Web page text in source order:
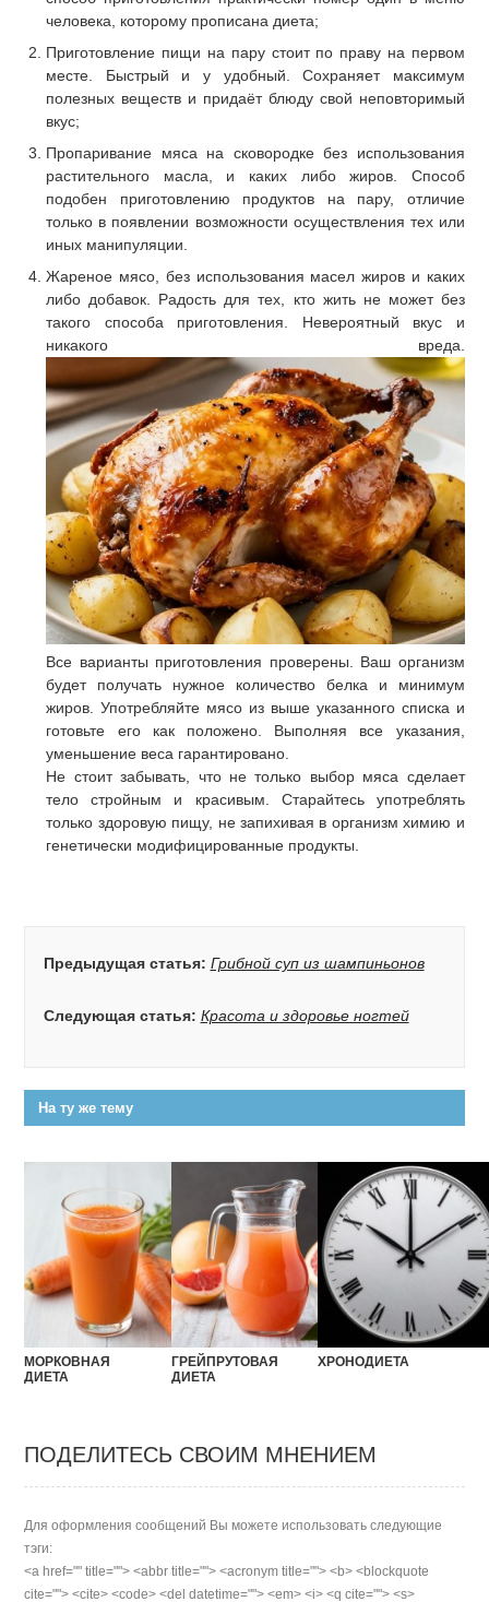
человека, которому прописана диета;
Приготовление пищи на пару стоит по праву на первом
месте. Быстрый и у удобный. Сохраняет максимум
полезных веществ и придаёт блюду свой неповторимый
вкус;
Пропаривание мяса на сковородке без использования
растительного масла, и каких либо жиров. Способ
подобен приготовлению продуктов на пару, отличие
только в появлении возможности осуществления тех или
иных манипуляции.
Жареное мясо, без использования масел жиров и каких
либо добавок. Радость для тех, кто жить не может без
такого способа приготовления. Невероятный вкус и
никакого вреда.
Все варианты приготовления проверены. Ваш организм
будет получать нужное количество белка и минимум
жиров. Употребляйте мясо из выше указанного списка и
готовьте его как положено. Выполняя все указания,
уменьшение веса гарантировано.
Не стоит забывать, что не только выбор мяса сделает
тело стройным и красивым. Старайтесь употреблять
только здоровую пищу, не запихивая в организм химию и
генетически модифицированные продукты.
Предыдущая статья: Грибной суп из шампиньонов
Следующая статья: Красота и здоровье ногтей
На ту же тему
МОРКОВНАЯ
ДИЕТА
ГРЕЙПРУТОВАЯ
ДИЕТА
ХРОНОДИЕТА
ПОДЕЛИТЕСЬ СВОИМ МНЕНИЕМ
Для оформления сообщений Вы можете использовать следующие
тэги:
<a href="" title=""> <abbr title=""> <acronym title=""> <b> <blockquote
cite=""> <cite> <code> <del datetime=""> <em> <i> <q cite=""> <s>